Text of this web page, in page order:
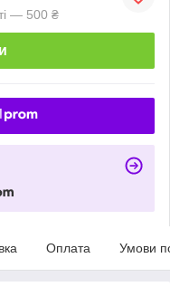
— 500 ₴
Оплата Умови